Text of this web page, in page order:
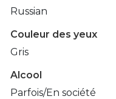
Russian
Couleur des yeux
Gris
Alcool
Parfois/En société